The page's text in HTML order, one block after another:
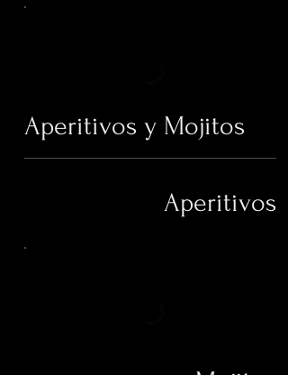
Aperitivos y Mojitos
Aperitivos